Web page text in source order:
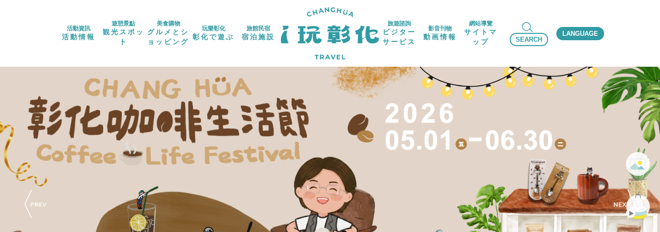
活動資訊
活動情報
遊憩景點
観光スポッ
ト
美食購物
グルメとシ
ョッピング
玩樂彰化
彰化で遊ぶ
旅館民宿
宿泊施設
旅遊諮詢
ビジター
サービス
影音刊物
動画情報
網站導覽
サイトマ
ップ
SEARCH
LANGUAGE